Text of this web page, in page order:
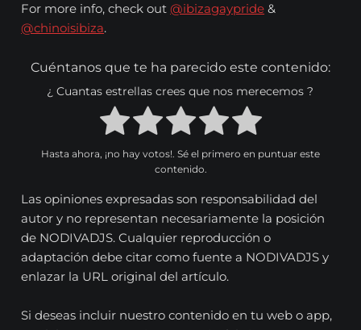
For more info, check out@ibizagaypride &
@chinoisibiza.
Cuéntanos que te ha parecido este contenido:
¿ Cuantas estrellas crees que nos merecemos ?
Hasta ahora, ¡no hay votos!. Sé el primero en puntuar este
contenido.
Las opiniones expresadas son responsabilidad del
autor y no representan necesariamente la posición
de NODIVADJS. Cualquier reproducción o
adaptación debe citar como fuente a NODIVADJS y
enlazar la URL original del artículo.
Si deseas incluir nuestro contenido en tu web o app,